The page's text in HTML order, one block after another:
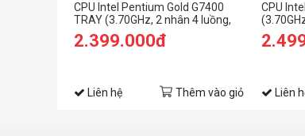
CPU Intel Pentium Gold G7400
TRAY (3.70GHz, 2 nhân 4 luồng,
6MB Cache, 46W) - Socket Intel
LGA1700)
2.399.000đ
Liên hệ Thêm vào giỏ
CPU
Cache,
Liên